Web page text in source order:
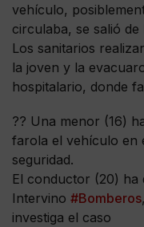
vehículo,
circulaba, se salió
Los sanitarios
la joven y la
hospitalario, donde
?? Una menor (16)
farola el vehículo en
seguridad.
El conductor (20) ha
Intervino #Bomberos,
investiga el caso